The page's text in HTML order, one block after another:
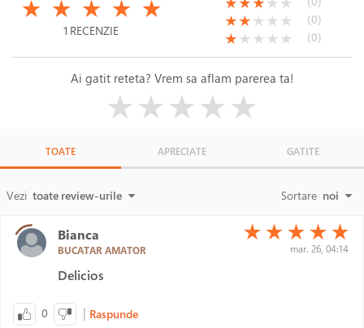
★ ★ ★ ★ ★
1 RECENZIE
(*)
★(*)
★( )
★ ( )
★ ( )
★ (0)
(*)
★( )
★ ( )
★ ( )
★ ( )
★ (0)
Ai gatit reteta? Vrem sa aflam parerea ta!
★★★★★
TOATE APRECIATE GATITE
Vezi toate review-urile Sortare noi
Bianca
BUCATAR AMATOR
(*)
★ (*)
★ (*)
★ (*)
★ (*)
★
mar. 26, 04:14
Delicios
0 | Raspunde